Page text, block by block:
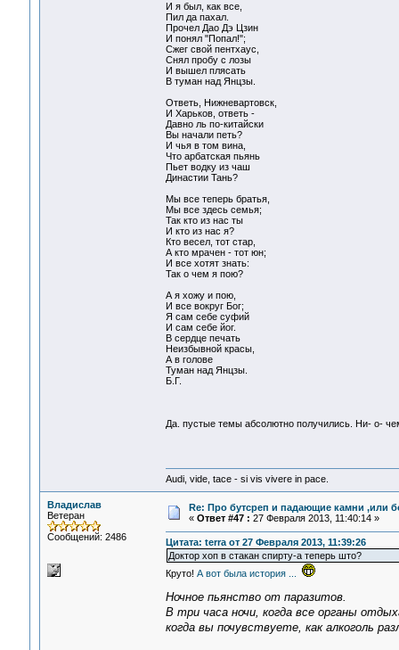
И я был, как все,
Пил да пахал.
Прочел Дао Дэ Цзин
И понял "Попал!";
Сжег свой пентхаус,
Снял пробу с лозы
И вышел плясать
В туман над Янцзы.
Ответь, Нижневартовск,
И Харьков, ответь -
Давно ль по-китайски
Вы начали петь?
И чья в том вина,
Что арбатская пьянь
Пьет водку из чаш
Династии Тань?
Мы все теперь братья,
Мы все здесь семья;
Так кто из нас ты
И кто из нас я?
Кто весел, тот стар,
А кто мрачен - тот юн;
И все хотят знать:
Так о чем я пою?
А я хожу и пою,
И все вокруг Бог;
Я сам себе суфий
И сам себе йог.
В сердце печать
Неизбывной красы,
А в голове
Туман над Янцзы.
Б.Г.
Да. пустые темы абсолютно получились. Ни- о-
Audi, vide, tace - si vis vivere in pace.
Владислав
Ветеран
Сообщений: 2486
Re: Про бутсреп и падающие камни ,или
« Ответ #47 : 27 Февраля 2013, 11:40:14 »
Цитата: terra от 27 Февраля 2013, 11:39:26
Доктор хоп в стакан спирту-а теперь што?
Круто! А вот была история ...
Ночное пьянство от паразитов.
В три часа ночи, когда все органы
когда вы почувствуете, как алкоголь